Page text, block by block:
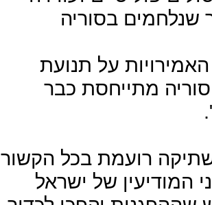
שנלחמים בסוריה
האמירויות על תנועת
מתייחסת כבר
רועמת בכל הקשור
המודיעין של ישראל